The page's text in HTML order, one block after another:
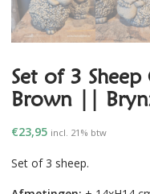
Set of 3 Sheep
Brown ||
€23,95 incl. 21% btw
Set of 3 sheep.